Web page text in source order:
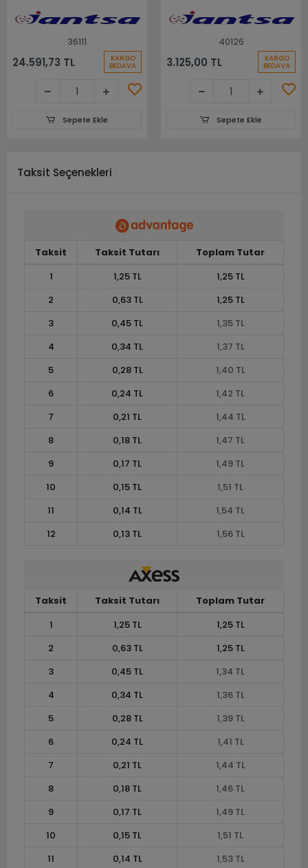
Ferguson Arka Jantı
36111
24.591,73 TL KARGO
BEDAVA
Sepete Ekle
Ön Jantı
40126
3.125,00 TL KARGO
BEDAVA
Sepete Ekle
Taksit Seçenekleri
Taksit Taksit Tutarı
Toplam Tutar
1
1,25 TL
1,25 TL
2
0,63 TL
1,25 TL
3
0,45 TL
1,35 TL
4
0,34 TL
1,37 TL
5
0,28 TL
1,40 TL
6
0,24 TL
1,42 TL
7
0,21 TL
1,44 TL
8
0,18 TL
1,47 TL
9
0,17 TL
1,49 TL
10
0,15 TL
1,51 TL
11
0,14 TL
1,54 TL
12
0,13 TL 1,56 TL
Taksit Taksit Tutarı
Toplam Tutar
1
1,25 TL
1,25 TL
2
0,63 TL
1,25 TL
3
0,45 TL
1,34 TL
4
0,34 TL
1,36 TL
5
0,28 TL
1,39 TL
6
0,24 TL
1,41 TL
7
0,21 TL
1,44 TL
8
0,18 TL
1,46 TL
9
0,17 TL
1,49 TL
10
0,15 TL
1,51 TL
11
0,14 TL
1,53 TL